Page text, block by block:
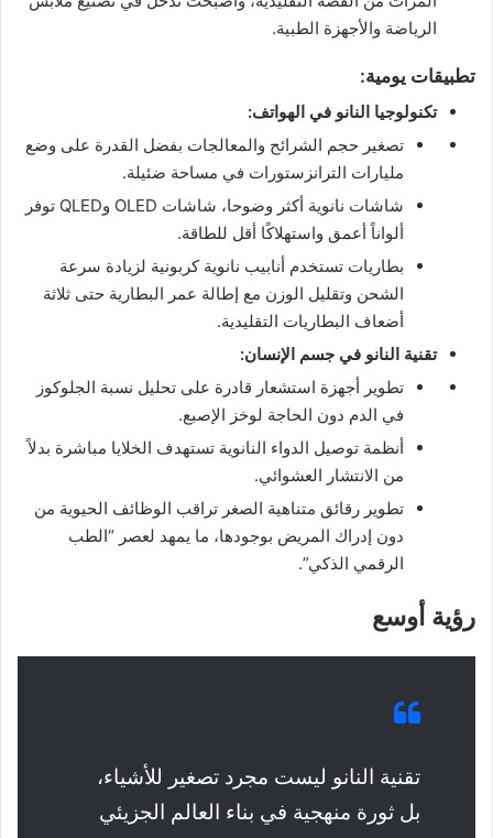
الرياضة والأجهزة الطبية.
تطبيقات يومية:
تكنولوجيا النانو في الهواتف:
تصغير حجم الشرائح والمعالجات بفضل القدرة على وضع
مليارات الترانزستورات في مساحة ضئيلة.
شاشات نانوية أكثر وضوحا، شاشات OLED وQLED توفر
ألواناً أعمق واستهلاكًا أقل للطاقة.
بطاريات تستخدم أنابيب نانوية كربونية لزيادة سرعة
الشحن وتقليل الوزن مع إطالة عمر البطارية حتى ثلاثة
أضعاف البطاريات التقليدية.
تقنية النانو في جسم الإنسان:
تطوير أجهزة استشعار قادرة على تحليل نسبة الجلوكوز
في الدم دون الحاجة لوخز الإصبع.
أنظمة توصيل الدواء النانوية تستهدف الخلايا مباشرة بدلاً
من الانتشار العشوائي.
تطوير رقائق متناهية الصغر تراقب الوظائف الحيوية من
دون إدراك المريض بوجودها، ما يمهد لعصر “الطب
الرقمي الذكي”.
رؤية أوسع
تقنية النانو ليست مجرد تصغير للأشياء،
بل ثورة منهجية في بناء العالم الجزيئي